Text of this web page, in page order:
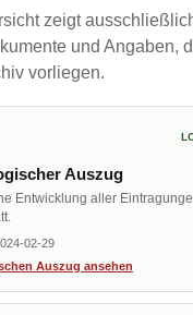
zeigt
und Angaben,
vorliegen.
Auszug
Entwicklung aller
02-29
Auszug ansehen